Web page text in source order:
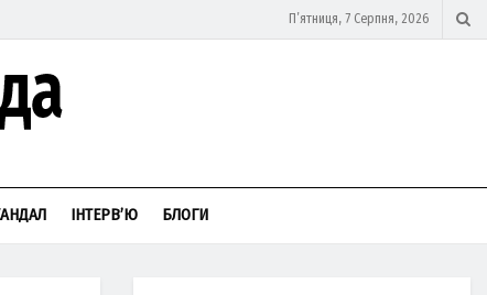
П’ятниця, 7 Серпня, 2026
ІНТЕРВ’Ю БЛОГИ